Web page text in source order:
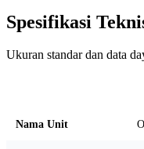
Spesifikasi
Ukuran standar dan data
Nama Unit